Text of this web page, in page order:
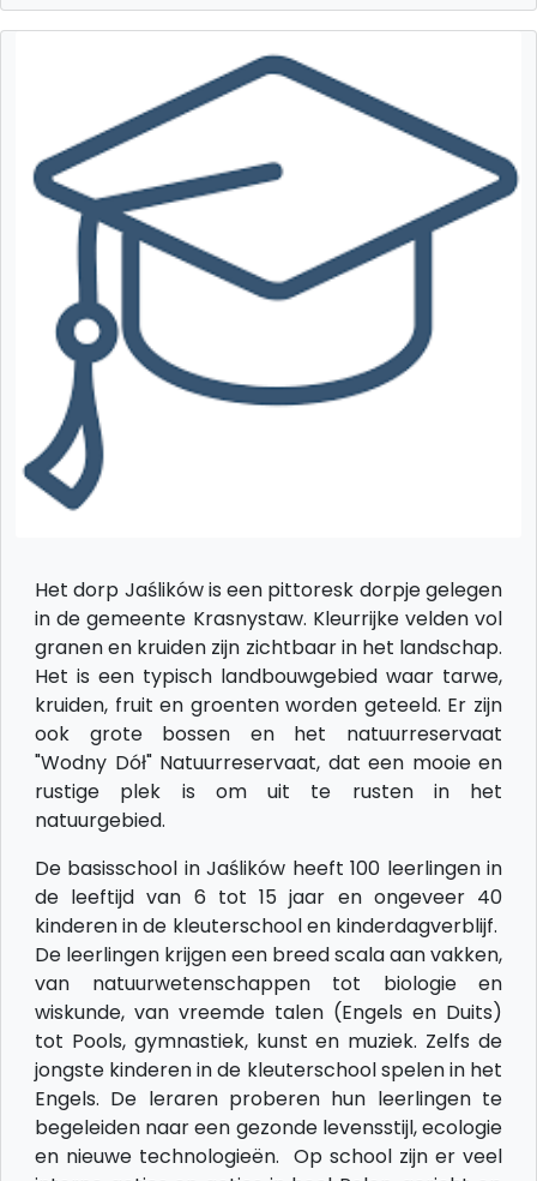
Het dorp Jaślików is een pittoresk dorpje gelegen
in de gemeente Krasnystaw. Kleurrijke velden vol
granen en kruiden zijn zichtbaar in het landschap.
Het is een typisch landbouwgebied waar tarwe,
kruiden, fruit en groenten worden geteeld. Er zijn
ook grote bossen en het natuurreservaat
"Wodny Dół" Natuurreservaat, dat een mooie en
rustige plek is om uit te rusten in het
natuurgebied.
De basisschool in Jaślików heeft 100 leerlingen in
de leeftijd van 6 tot 15 jaar en ongeveer 40
kinderen in de kleuterschool en kinderdagverblijf.
De leerlingen krijgen een breed scala aan vakken,
van natuurwetenschappen tot biologie en
wiskunde, van vreemde talen (Engels en Duits)
tot Pools, gymnastiek, kunst en muziek. Zelfs de
jongste kinderen in de kleuterschool spelen in het
Engels. De leraren proberen hun leerlingen te
begeleiden naar een gezonde levensstijl, ecologie
en nieuwe technologieën. Op school zijn er veel